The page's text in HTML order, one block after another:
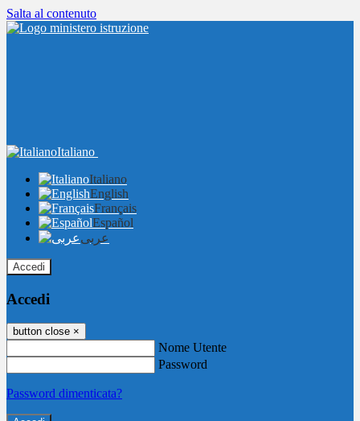
Salta al contenuto
Italiano
Italiano
English
Français
Español
عربى
Accedi
Accedi
button close ×
Nome Utente
Password
Password dimenticata?